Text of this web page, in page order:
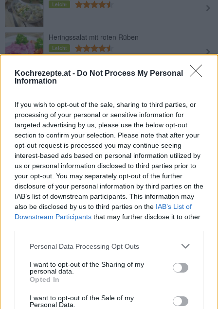
Kochrezepte.at - Do Not Process My Personal
Information
If you wish to opt-out of the sale, sharing to third parties, or
processing of your personal or sensitive information for
targeted advertising by us, please use the below opt-out
section to confirm your selection. Please note that after your
opt-out request is processed you may continue seeing
interest-based ads based on personal information utilized by
us or personal information disclosed to third parties prior to
your opt-out. You may separately opt-out of the further
disclosure of your personal information by third parties on the
IAB’s list of downstream participants. This information may
also be disclosed by us to third parties on the IAB’s List of
Downstream Participants that may further disclose it to other
Personal Data Processing Opt Outs
I want to opt-out of the Sharing of my
personal data.
Opted In
I want to opt-out of the Sale of my
Personal Data.
Leicht
Heringssalat mit roten Rüben
Leicht
Kartoffelsalat mit Hering
Roter Heringssalat
Leicht
Heringssalat mit Apfel
Leicht
Matjesfilet mit Remoulade
Leicht
Heringskäse